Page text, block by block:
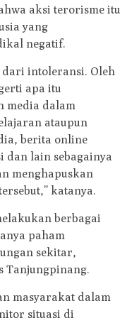
aksi terorisme itu
yang
negatif.
intoleransi. Oleh
apa itu
media dalam
ataupun
berita online
dan lain sebagainya
menghapuskan
katanya.
berbagai
paham
sekitar,
Tanjungpinang.
masyarakat dalam
situasi di